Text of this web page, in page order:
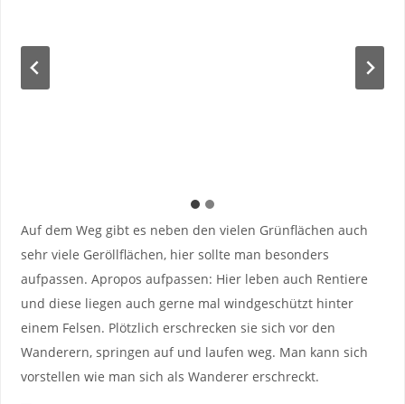
Auf dem Weg gibt es neben den vielen Grünflächen auch
sehr viele Geröllflächen, hier sollte man besonders
aufpassen. Apropos aufpassen: Hier leben auch Rentiere
und diese liegen auch gerne mal windgeschützt hinter
einem Felsen. Plötzlich erschrecken sie sich vor den
Wanderern, springen auf und laufen weg. Man kann sich
vorstellen wie man sich als Wanderer erschreckt.